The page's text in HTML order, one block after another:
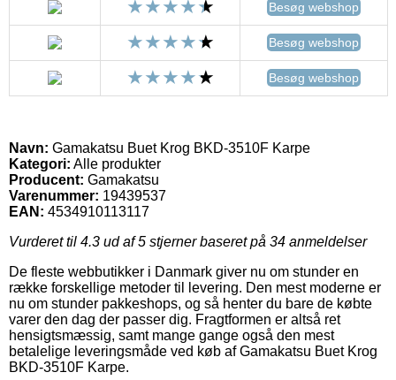
Besøg webshop
Besøg webshop
Besøg webshop
Navn: Gamakatsu Buet Krog BKD-3510F Karpe
Kategori: Alle produkter
Producent: Gamakatsu
Varenummer: 19439537
EAN: 4534910113117
Vurderet til 4.3 ud af 5 stjerner baseret på 34 anmeldelser
De fleste webbutikker i Danmark giver nu om stunder en
række forskellige metoder til levering. Den mest moderne er
nu om stunder pakkeshops, og så henter du bare de købte
varer den dag der passer dig. Fragtformen er altså ret
hensigtsmæssig, samt mange gange også den mest
betalelige leveringsmåde ved køb af Gamakatsu Buet Krog
BKD-3510F Karpe.